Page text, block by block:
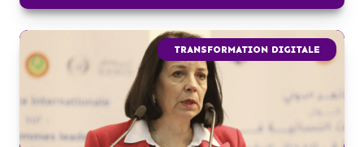
TRANSFORMATION DIGITALE